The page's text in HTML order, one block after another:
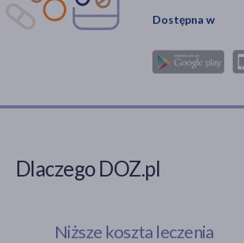
Dostępna w
Dlaczego DOZ.pl
Niższe koszta leczenia